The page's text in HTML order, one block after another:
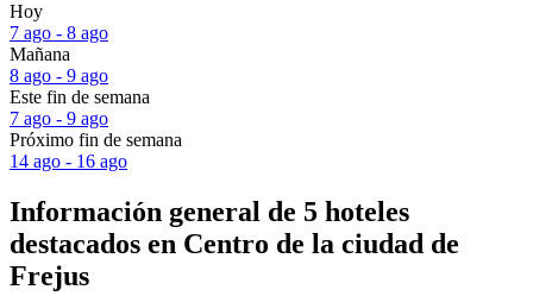
Hoy
7 ago - 8 ago
Mañana
8 ago - 9 ago
Este fin de semana
7 ago - 9 ago
Próximo fin de semana
14 ago - 16 ago
Información general de 5 hoteles
destacados en Centro de la ciudad de
Frejus